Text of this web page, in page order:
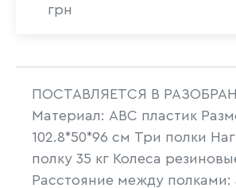
грн
ПОСТАВЛЯЕТСЯ В
Материал: АВС пластик
102.8*50*96 см Три полки
полку 35 кг Колеса
Расстояние между полками: